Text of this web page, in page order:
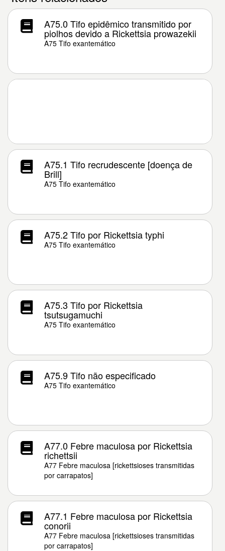
A75.0 Tifo epidêmico transmitido por
piolhos devido a Rickettsia prowazekii
A75 Tifo exantemático
A75.1 Tifo recrudescente [doença de
Brill]
A75 Tifo exantemático
A75.2 Tifo por Rickettsia typhi
A75 Tifo exantemático
A75.3 Tifo por Rickettsia
tsutsugamuchi
A75 Tifo exantemático
A75.9 Tifo não especificado
A75 Tifo exantemático
A77.0 Febre maculosa por Rickettsia
richettsii
A77 Febre maculosa [rickettsioses transmitidas
por carrapatos]
A77.1 Febre maculosa por Rickettsia
conorii
A77 Febre maculosa [rickettsioses transmitidas
por carrapatos]